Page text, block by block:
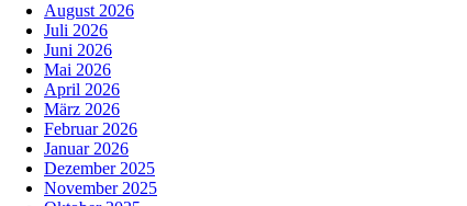
August 2026
Juli 2026
Juni 2026
Mai 2026
April 2026
März 2026
Februar 2026
Januar 2026
Dezember 2025
November 2025